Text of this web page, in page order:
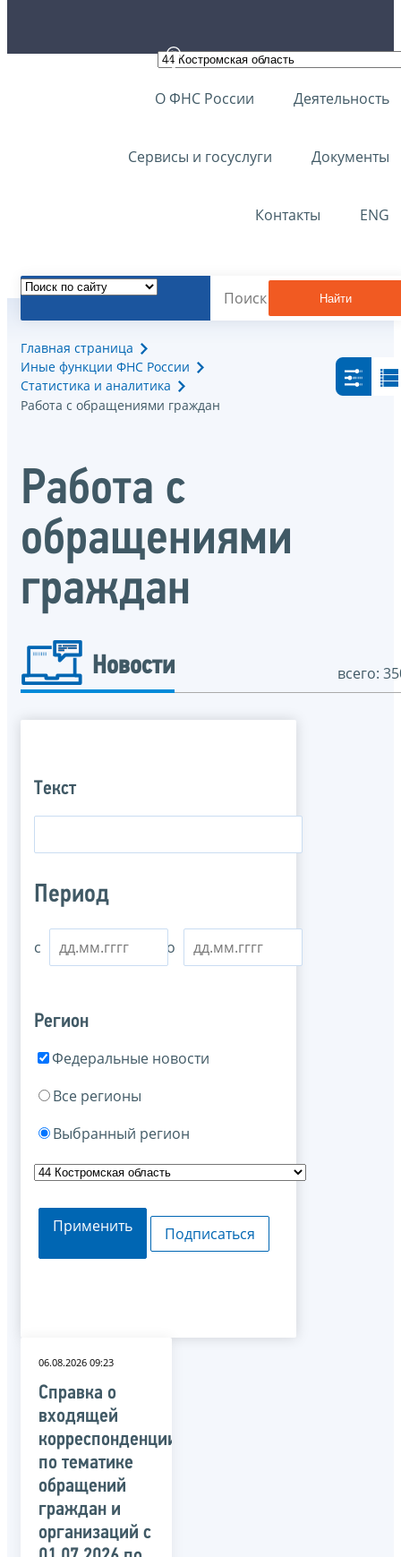
О ФНС России Деятельность
Сервисы и госуслуги Документы
Контакты ENG
Найти
Главная страница
Иные функции ФНС России
Статистика и аналитика
Работа с обращениями граждан
Работа с
обращениями
граждан
Новости всего:
Текст
Период
с по
Регион
Федеральные новости
Все регионы
Выбранный регион
Применить Подписаться
06.08.2026 09:23
Справка о
входящей
корреспонденции
по тематике
обращений
граждан и
организаций c